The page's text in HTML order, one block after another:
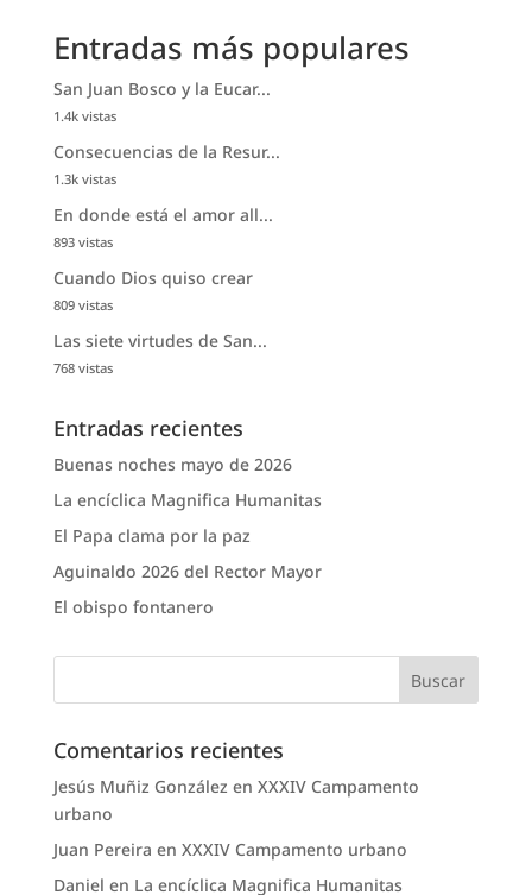
Entradas más populares
San Juan Bosco y la Eucar...
1.4k vistas
Consecuencias de la Resur...
1.3k vistas
En donde está el amor all...
893 vistas
Cuando Dios quiso crear
809 vistas
Las siete virtudes de San...
768 vistas
Entradas recientes
Buenas noches mayo de 2026
La encíclica Magnifica Humanitas
El Papa clama por la paz
Aguinaldo 2026 del Rector Mayor
El obispo fontanero
Comentarios recientes
Jesús Muñiz González en XXXIV Campamento
urbano
Juan Pereira en XXXIV Campamento urbano
Daniel en La encíclica Magnifica Humanitas